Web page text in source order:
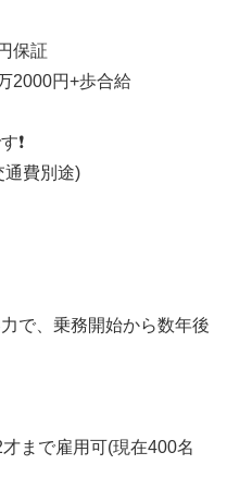
保証
2000円+歩合給
❗
費別途)
で、乗務開始から数年後
まで雇用可(現在400名